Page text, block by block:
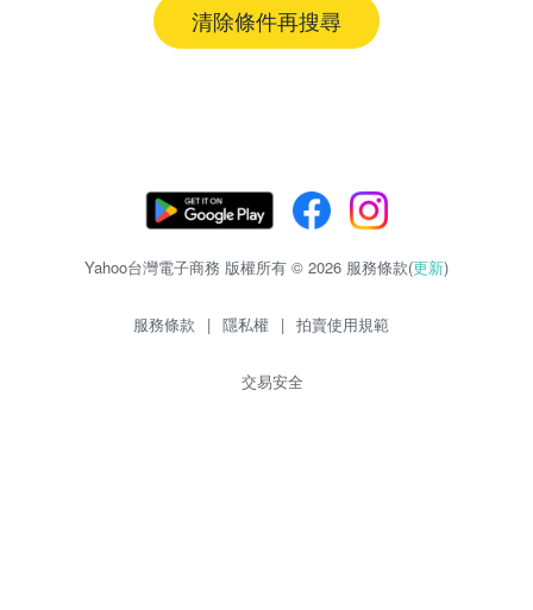
清除條件再搜尋
Yahoo台灣電子商務 版權所有 © 2026 服務條款(更新)
服務條款 | 隱私權 | 拍賣使用規範
交易安全